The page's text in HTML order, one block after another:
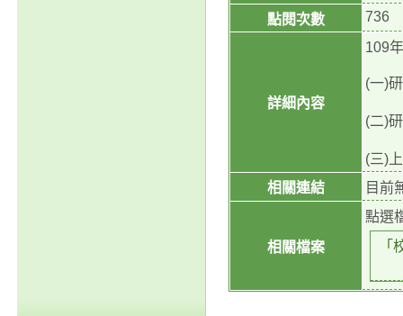
點閱次數
736
詳細內容
109
(一)
(二)
(三)
相關連結
目前
相關檔案
點選
「